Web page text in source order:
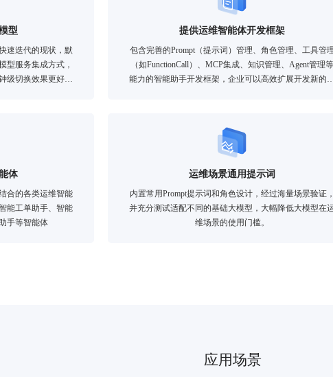
型
速迭代的现状，默
型服务集成方式，
级切换效果更好的
提供运维智能体开发框架
包含完善的Prompt（提示词）管理、角色管理、工具管
（如FunctionCall）、MCP集成、知识管理、Agent管理等
能力的智能助手开发框架，企业可以高效扩展开发新的
体
合的各类运维智能
能工单助手、智能
手等智能体
运维场景通用提示词
内置常用Prompt提示词和角色设计，经过海量场景验证，
并充分测试适配不同的基础大模型，大幅降低大模型在
维场景的使用门槛。
应用场景